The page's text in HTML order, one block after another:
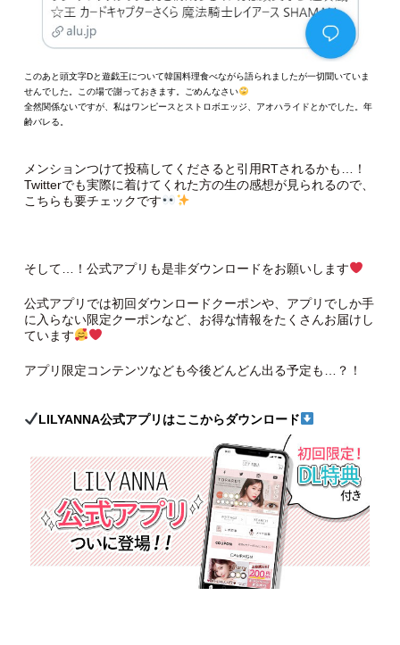
このあと頭文字Dと遊戯王について韓国料理食べながら語られましたが一切聞いていま
せんでした。この場で謝っておきます。ごめんなさい
全然関係ないですが、私はワンピースとストロボエッジ、アオハライドとかでした。年
齢バレる。
メンションつけて投稿してくださると引用RTされるかも…！
Twitterでも実際に着けてくれた方の生の感想が見られるので、
こちらも要チェックです
そして…！公式アプリも是非ダウンロードをお願いします
公式アプリでは初回ダウンロードクーポンや、アプリでしか手
に入らない限定クーポンなど、お得な情報をたくさんお届けし
ています
アプリ限定コンテンツなども今後どんどん出る予定も…？！
LILYANNA公式アプリはここからダウンロード